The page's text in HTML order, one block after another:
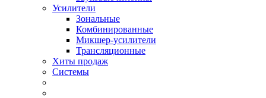
Усилители
Зональные
Комбинированные
Микшер-усилители
Трансляционные
Хиты продаж
Системы